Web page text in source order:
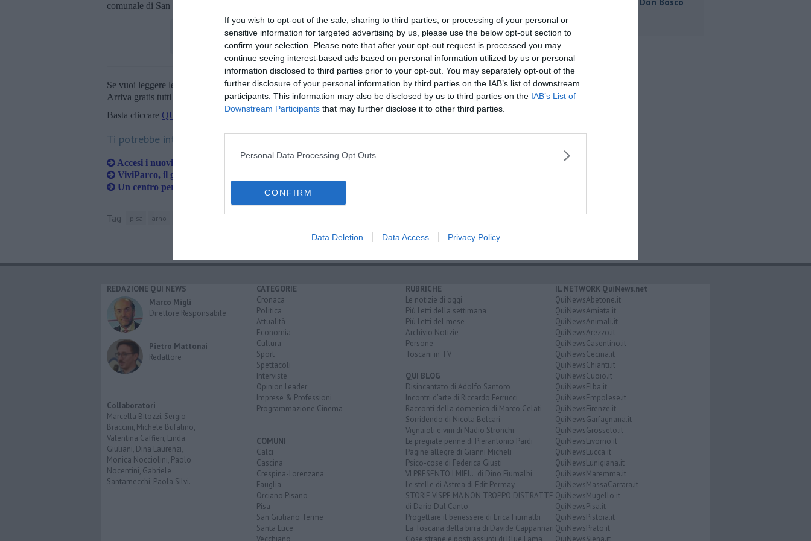
If you wish to opt-out of the sale, sharing to third parties, or processing of your personal or
sensitive information for targeted advertising by us, please use the below opt-out section to
confirm your selection. Please note that after your opt-out request is processed you may
continue seeing interest-based ads based on personal information utilized by us or personal
information disclosed to third parties prior to your opt-out. You may separately opt-out of the
further disclosure of your personal information by third parties on the IAB’s list of downstream
participants. This information may also be disclosed by us to third parties on the IAB’s List of
Downstream Participants that may further disclose it to other third parties.
Personal Data Processing Opt Outs
CONFIRM
Data Deletion Data Access Privacy Policy
comunale di San Giuliano Terme Elisa Pistelli
Se vuoi leggere le notizie principali della Toscana iscriviti allaNewsletter QUInews - ToscanaMedia.
Arriva gratis tutti i giorni alle 20:00 direttamente nella tua casella di posta.
Basta cliccare QUI
Ti potrebbe interessare anche:
Accesi i nuovi totem turistici
ViviParco, il gran finale tra Barbarossa e Duse
Un centro per la biodiversità a San Rossore
Tag pisa arno
REDAZIONE QUI NEWS
Marco Migli
Direttore Responsabile
Pietro Mattonai
Redattore
Collaboratori
Marcella Bitozzi, Sergio
Braccini, Michele Bufalino,
Valentina Caffieri, Linda
Giuliani, Dina Laurenzi,
Monica Nocciolini, Paolo
Nocentini, Gabriele
Santarnecchi, Paola Silvi.
CATEGORIE
Cronaca
Politica
Attualità
Economia
Cultura
Sport
Spettacoli
Interviste
Opinion Leader
Imprese & Professioni
Programmazione Cinema
COMUNI
Calci
Cascina
Crespina-Lorenzana
Fauglia
Orciano Pisano
Pisa
San Giuliano Terme
Santa Luce
RUBRICHE
Le notizie di oggi
Più Letti della settimana
Più Letti del mese
Archivio Notizie
Persone
Toscani in TV
QUI BLOG
Disincantato di Adolfo Santoro
Incontri d'arte di Riccardo Ferrucci
Racconti della domenica di Marco Celati
Sorridendo di Nicola Belcari
Vignaioli e vini di Nadio Stronchi
Le pregiate penne di Pierantonio Pardi
Pagine allegre di Gianni Micheli
Psico-cose di Federica Giusti
VI PRESENTO I MIEI... di Dino Fiumalbi
Le stelle di Astrea di Edit Permay
STORIE VISPE MA NON TROPPO DISTRATTE
di Dario Dal Canto
Progettare il benessere di Erica Fiumalbi
La Toscana della birra di Davide Cappannari
IL NETWORK QuiNews.net
QuiNewsAbetone.it
QuiNewsAmiata.it
QuiNewsAnimali.it
QuiNewsArezzo.it
QuiNewsCasentino.it
QuiNewsCecina.it
QuiNewsChianti.it
QuiNewsCuoio.it
QuiNewsElba.it
QuiNewsEmpolese.it
QuiNewsFirenze.it
QuiNewsGarfagnana.it
QuiNewsGrosseto.it
QuiNewsLivorno.it
QuiNewsLucca.it
QuiNewsLunigiana.it
QuiNewsMaremma.it
QuiNewsMassaCarrara.it
QuiNewsMugello.it
QuiNewsPisa.it
QuiNewsPistoia.it
QuiNewsPrato.it